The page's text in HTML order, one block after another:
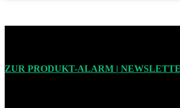
ZUR PRODUKT-ALARM |